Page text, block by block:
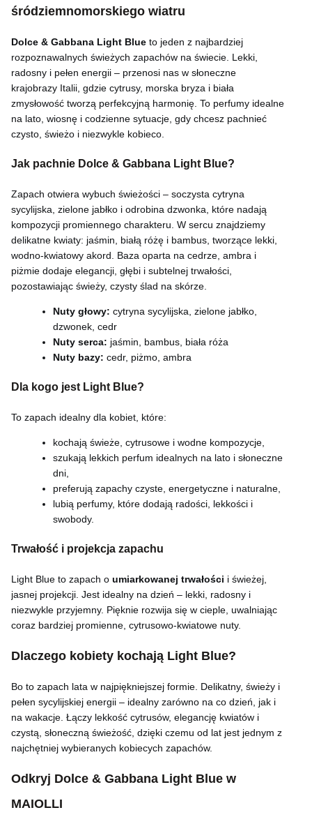
śródziemnomorskiego wiatru
Dolce & Gabbana Light Blue to jeden z najbardziej
rozpoznawalnych świeżych zapachów na świecie. Lekki,
radosny i pełen energii – przenosi nas w słoneczne
krajobrazy Italii, gdzie cytrusy, morska bryza i biała
zmysłowość tworzą perfekcyjną harmonię. To perfumy idealne
na lato, wiosnę i codzienne sytuacje, gdy chcesz pachnieć
czysto, świeżo i niezwykle kobieco.
Jak pachnie Dolce & Gabbana Light Blue?
Zapach otwiera wybuch świeżości – soczysta cytryna
sycylijska, zielone jabłko i odrobina dzwonka, które nadają
kompozycji promiennego charakteru. W sercu znajdziemy
delikatne kwiaty: jaśmin, białą różę i bambus, tworzące lekki,
wodno-kwiatowy akord. Baza oparta na cedrze, ambra i
piżmie dodaje elegancji, głębi i subtelnej trwałości,
pozostawiając świeży, czysty ślad na skórze.
Nuty głowy: cytryna sycylijska, zielone jabłko,
dzwonek, cedr
Nuty serca: jaśmin, bambus, biała róża
Nuty bazy: cedr, piżmo, ambra
Dla kogo jest Light Blue?
To zapach idealny dla kobiet, które:
kochają świeże, cytrusowe i wodne kompozycje,
szukają lekkich perfum idealnych na lato i słoneczne
dni,
preferują zapachy czyste, energetyczne i naturalne,
lubią perfumy, które dodają radości, lekkości i
swobody.
Trwałość i projekcja zapachu
Light Blue to zapach o umiarkowanej trwałości i świeżej,
jasnej projekcji. Jest idealny na dzień – lekki, radosny i
niezwykle przyjemny. Pięknie rozwija się w cieple, uwalniając
coraz bardziej promienne, cytrusowo-kwiatowe nuty.
Dlaczego kobiety kochają Light Blue?
Bo to zapach lata w najpiękniejszej formie. Delikatny, świeży i
pełen sycylijskiej energii – idealny zarówno na co dzień, jak i
na wakacje. Łączy lekkość cytrusów, elegancję kwiatów i
czystą, słoneczną świeżość, dzięki czemu od lat jest jednym z
najchętniej wybieranych kobiecych zapachów.
Odkryj Dolce & Gabbana Light Blue w
MAIOLLI